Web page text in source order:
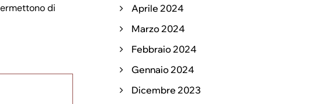
di
Aprile 2024
Marzo 2024
Febbraio 2024
Gennaio 2024
Dicembre 2023